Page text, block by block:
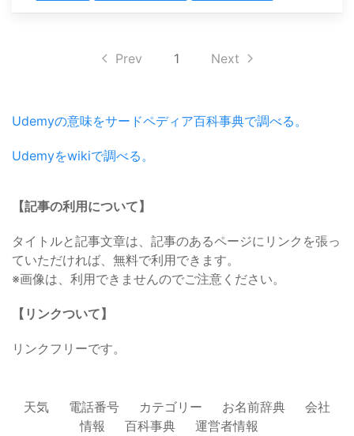
Prev 1 Next
Udemyの意味をサードペディア百科事典で調べる。
Udemyをwikiで調べる。
【記事の利用について】
タイトルと記事文章は、記事のあるページにリンクを張っ
ていただければ、無料で利用できます。
※画像は、利用できませんのでご注意ください。
【リンクついて】
リンクフリーです。
天気 電話番号 カテゴリー お名前辞典
会社
情報
百科事典 運営者情報